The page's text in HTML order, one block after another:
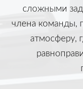
сложными
члена команды,
атмосферу,